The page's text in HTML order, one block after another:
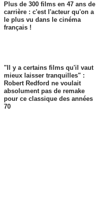
Plus de 300 films en 47 ans de
carrière : c'est l'acteur qu'on a
le plus vu dans le cinéma
français !
"Il y a certains films qu'il vaut
mieux laisser tranquilles" :
Robert Redford ne voulait
absolument pas de remake
pour ce classique des années
70